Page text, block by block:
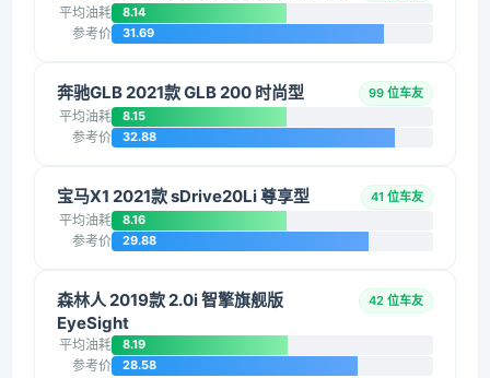
平均油耗 8.14
参考价 31.69
奔驰GLB 2021款 GLB 200 时尚型 99 位车友
平均油耗 8.15
参考价 32.88
宝马X1 2021款 sDrive20Li 尊享型 41 位车友
平均油耗 8.16
参考价 29.88
森林人 2019款 2.0i 智擎旗舰版
EyeSight
42 位车友
平均油耗 8.19
参考价 28.58